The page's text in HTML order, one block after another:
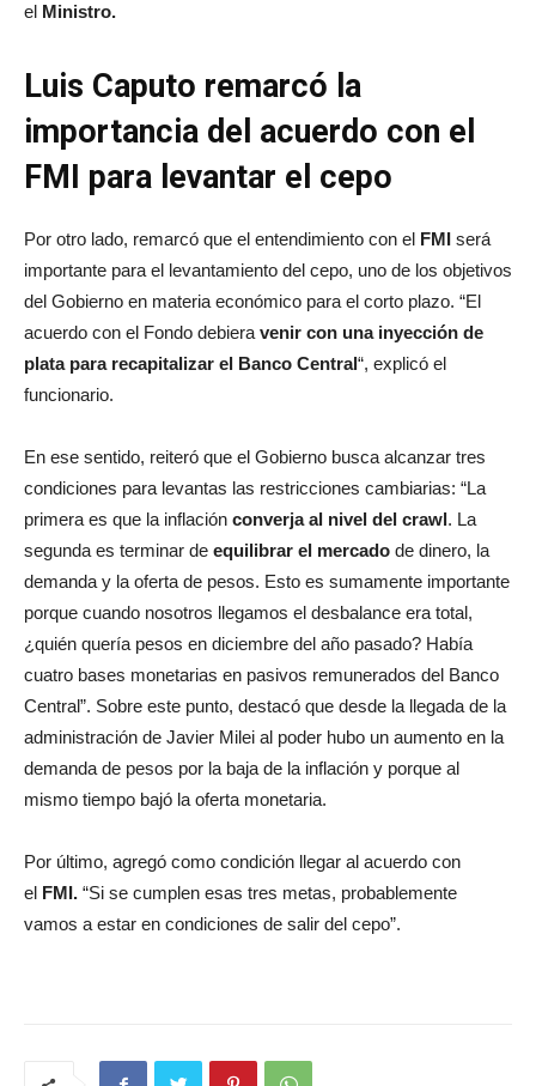
el Ministro.
Luis Caputo remarcó la
importancia del acuerdo con el
FMI para levantar el cepo
Por otro lado, remarcó que el entendimiento con el FMI será
importante para el levantamiento del cepo, uno de los objetivos
del Gobierno en materia económico para el corto plazo. “El
acuerdo con el Fondo debiera venir con una inyección de
plata para recapitalizar el Banco Central“, explicó el
funcionario.
En ese sentido, reiteró que el Gobierno busca alcanzar tres
condiciones para levantas las restricciones cambiarias: “La
primera es que la inflación converja al nivel del crawl. La
segunda es terminar de equilibrar el mercado de dinero, la
demanda y la oferta de pesos. Esto es sumamente importante
porque cuando nosotros llegamos el desbalance era total,
¿quién quería pesos en diciembre del año pasado? Había
cuatro bases monetarias en pasivos remunerados del Banco
Central”. Sobre este punto, destacó que desde la llegada de la
administración de Javier Milei al poder hubo un aumento en la
demanda de pesos por la baja de la inflación y porque al
mismo tiempo bajó la oferta monetaria.
Por último, agregó como condición llegar al acuerdo con
el FMI. “Si se cumplen esas tres metas, probablemente
vamos a estar en condiciones de salir del cepo”.